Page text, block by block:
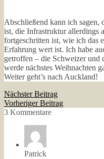
Abschließend kann ich sagen,
ist, die Infrastruktur allerdings
fortgeschritten ist, wie ich das
Erfahrung wert ist. Ich habe
getroffen – die Schweizer
werde nächstes Weihnachten
Weiter geht’s nach Auckland!
Nächster Beitrag
Vorheriger Beitrag
3 Kommentare
Patrick